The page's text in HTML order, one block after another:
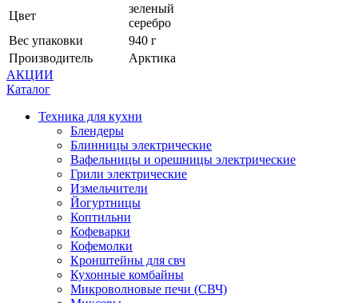
Цвет
зеленый
серебро
Вес упаковки
940 г
Производитель
Арктика
АКЦИИ
Каталог
Техника для кухни
Блендеры
Блинницы электрические
Вафельницы и орешницы электрические
Грили электрические
Измельчители
Йогуртницы
Коптильни
Кофеварки
Кофемолки
Кронштейны для свч
Кухонные комбайны
Микроволновые печи (СВЧ)